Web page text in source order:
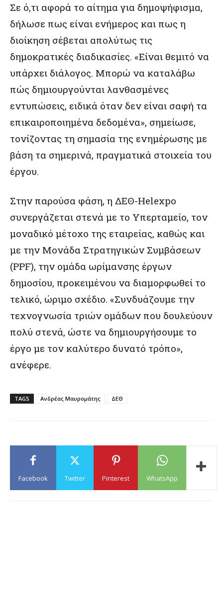
Σε ό,τι αφορά το αίτημα για δημοψήφισμα,
δήλωσε πως είναι ενήμερος και πως η
διοίκηση σέβεται απολύτως τις
δημοκρατικές διαδικασίες. «Είναι θεμιτό να
υπάρχει διάλογος. Μπορώ να καταλάβω
πώς δημιουργούνται λανθασμένες
εντυπώσεις, ειδικά όταν δεν είναι σαφή τα
επικαιροποιημένα δεδομένα», σημείωσε,
τονίζοντας τη σημασία της ενημέρωσης με
βάση τα σημερινά, πραγματικά στοιχεία του
έργου.
Στην παρούσα φάση, η ΔΕΘ-Helexpo
συνεργάζεται στενά με το Υπερταμείο, τον
μοναδικό μέτοχο της εταιρείας, καθώς και
με την Μονάδα Στρατηγικών Συμβάσεων
(PPF), την ομάδα ωρίμανσης έργων
δημοσίου, προκειμένου να διαμορφωθεί το
τελικό, ώριμο σχέδιο. «Συνδυάζουμε την
τεχνογνωσία τριών ομάδων που δουλεύουν
πολύ στενά, ώστε να δημιουργήσουμε το
έργο με τον καλύτερο δυνατό τρόπο»,
ανέφερε.
TAGS Ανδρέας Μαυρομάτης ΔΕΘ
Facebook Twitter Pinterest WhatsApp